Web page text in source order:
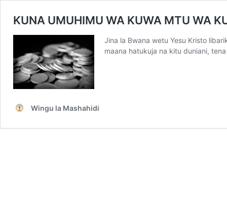
KUNA UMUHIMU WA KUWA MTU WA
Jina la Bwana wetu Yesu Kristo
maana hatukuja na kitu duniani,
Wingu la Mashahidi